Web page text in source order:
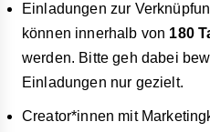
Einladungen zur
können innerhalb von 180
werden. Bitte geh dabei
Einladungen nur gezielt.
Creator*innen mit